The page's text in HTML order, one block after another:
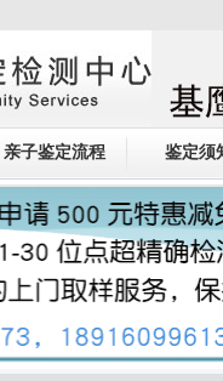
亲子鉴定流程 鉴定须